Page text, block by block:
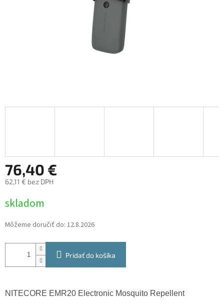
76,40 €
62,11 € bez DPH
cena:
skladom
Môžeme doručiť do: 12.8.2026
Pridať do košíka
NITECORE EMR20 Electronic Mosquito Repellent